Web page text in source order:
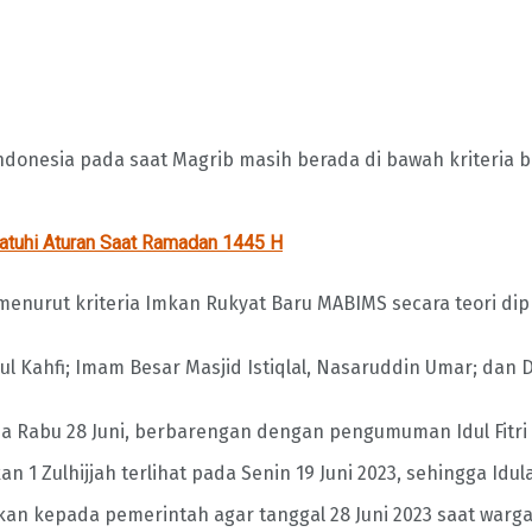
pada saat Magrib masih berada di bawah kriteria
Aturan Saat Ramadan 1445 H
kriteria Imkan Rukyat Baru MABIMS secara teori
Kahfi; Imam Besar Masjid Istiqlal, Nasaruddin Umar;
28 Juni, berbarengan dengan pengumuman Idul
Zulhijjah terlihat pada Senin 19 Juni 2023, sehingga
kepada pemerintah agar tanggal 28 Juni 2023 saat